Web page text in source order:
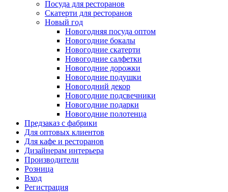
Посуда для ресторанов
Скатерти для ресторанов
Новый год
Новогодняя посуда оптом
Новогодние бокалы
Новогодние скатерти
Новогодние салфетки
Новогодние дорожки
Новогодние подушки
Новогодний декор
Новогодние подсвечники
Новогодние подарки
Новогодние полотенца
Предзаказ с фабрики
Для оптовых клиентов
Для кафе и ресторанов
Дизайнерам интерьера
Производители
Розница
Вход
Регистрация